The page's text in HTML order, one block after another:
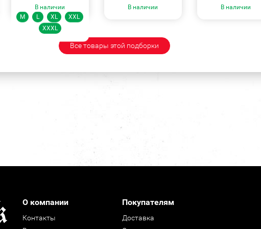
В наличии
Размеры:
M
L XL
XXL
XXXL
В наличии В наличии
Все товары этой подборки
О компании
Контакты
Покупателям
Доставка